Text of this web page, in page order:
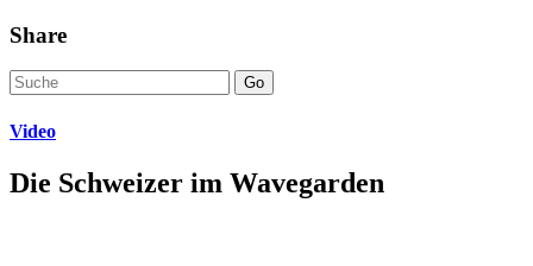
Share
Go
Video
Die Schweizer im Wavegarden